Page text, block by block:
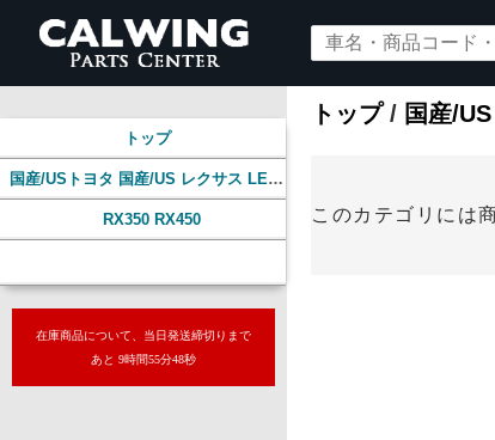
トップ
国産/USトヨタ 国産/US レクサス LEXUS
RX350 RX450
在庫商品について、当日発送締切りまで
あと 9時間55分47秒
トップ/ 国産/
このカテゴリには